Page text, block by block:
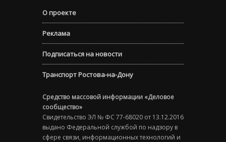
О проекте
Реклама
Подписаться на новости
Транспорт Ростова-на-Дону
Средство массовой информации «Деловое
сообщество»
Свидетельство ЭЛ № ФС 77-68020 от 13.12.2016
выдано Федеральной службой по надзору в
сфере связи, информационных технологий и